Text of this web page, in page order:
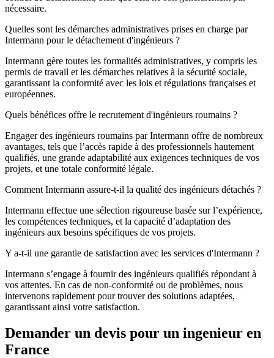
nécessaire.
Quelles sont les démarches administratives prises en charge par
Intermann pour le détachement d'ingénieurs ?
Intermann gère toutes les formalités administratives, y compris les
permis de travail et les démarches relatives à la sécurité sociale,
garantissant la conformité avec les lois et régulations françaises et
européennes.
Quels bénéfices offre le recrutement d'ingénieurs roumains ?
Engager des ingénieurs roumains par Intermann offre de nombreux
avantages, tels que l’accès rapide à des professionnels hautement
qualifiés, une grande adaptabilité aux exigences techniques de vos
projets, et une totale conformité légale.
Comment Intermann assure-t-il la qualité des ingénieurs détachés ?
Intermann effectue une sélection rigoureuse basée sur l’expérience,
les compétences techniques, et la capacité d’adaptation des
ingénieurs aux besoins spécifiques de vos projets.
Y a-t-il une garantie de satisfaction avec les services d'Intermann ?
Intermann s’engage à fournir des ingénieurs qualifiés répondant à
vos attentes. En cas de non-conformité ou de problèmes, nous
intervenons rapidement pour trouver des solutions adaptées,
garantissant ainsi votre satisfaction.
Demander un devis pour un ingenieur en
France